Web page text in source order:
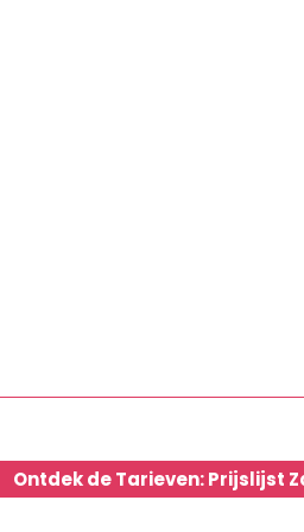
Ontdek de Tarieven: Prijslijst